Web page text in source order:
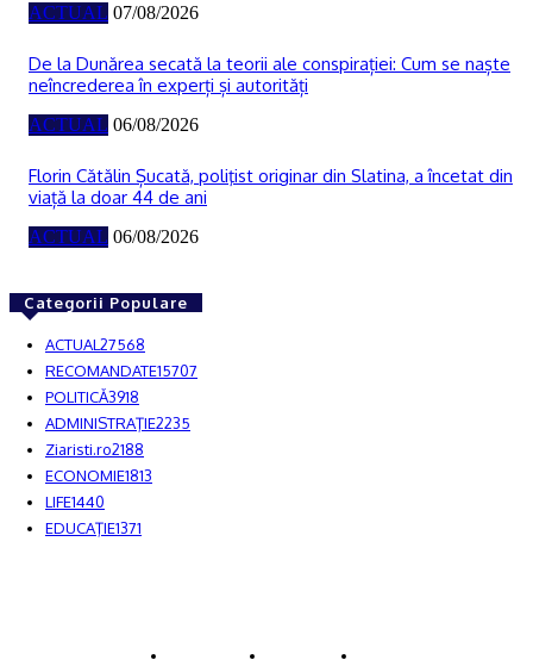
ACTUAL 07/08/2026
De la Dunărea secată la teorii ale conspirației: Cum se naște
neîncrederea în experți și autorități
ACTUAL 06/08/2026
Florin Cătălin Șucată, poliţist originar din Slatina, a încetat din
viață la doar 44 de ani
ACTUAL 06/08/2026
Categorii Populare
ACTUAL 27568
RECOMANDATE15707
POLITICĂ3918
ADMINISTRAŢIE2235
Ziaristi.ro2188
ECONOMIE1813
LIFE1440
EDUCAŢIE1371